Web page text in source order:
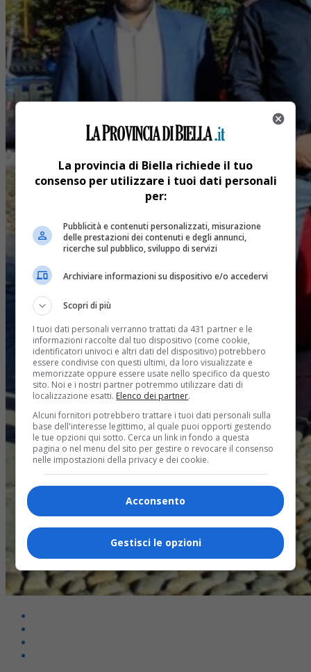
La provincia di Biella richiede il tuo
consenso per utilizzare i tuoi dati personali
per:
Pubblicità e contenuti personalizzati, misurazione
delle prestazioni dei contenuti e degli annunci,
ricerche sul pubblico, sviluppo di servizi
Archiviare informazioni su dispositivo e/o accedervi
Scopri di più
I tuoi dati personali verranno trattati da 431 partner e le
informazioni raccolte dal tuo dispositivo (come cookie,
identificatori univoci e altri dati del dispositivo) potrebbero
essere condivise con questi ultimi, da loro visualizzate e
memorizzate oppure essere usate nello specifico da questo
sito. Noi e i nostri partner potremmo utilizzare dati di
localizzazione esatti. Elenco dei partner.
Alcuni fornitori potrebbero trattare i tuoi dati personali sulla
base dell'interesse legittimo, al quale puoi opporti gestendo
le tue opzioni qui sotto. Cerca un link in fondo a questa
pagina o nel menu del sito per gestire o revocare il consenso
nelle impostazioni della privacy e dei cookie.
Acconsento
Gestisci le opzioni